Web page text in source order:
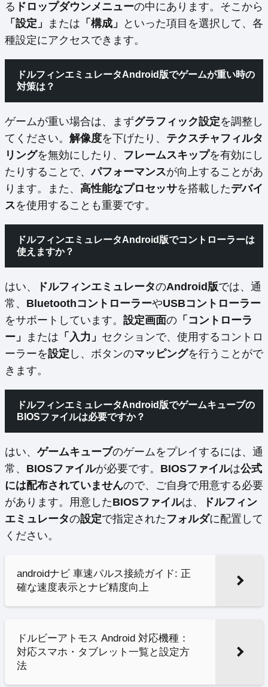
る ドロップダウンメニューの中にあります。そこから
「設定」
または 「構成」
といった項目を選択して、各
種設定にアクセスできます。
ドルフィンエミュレータAndroid版でゲームが重い時の
対策は？
ゲームが重い場合は、まずグラフィック設定を調整し
てください。 解像度を下げたり、 テクスチャフィルタ
リングを無効にしたり、 フレームスキップを有効にし
たりすることで、パフォーマンスが向上することがあ
ります。また、 高性能なプロセッサを搭載したデバイ
スを使用することも重要です。
ドルフィンエミュレータAndroid版でコントローラーは
使えますか？
はい、 ドルフィンエミュレータのAndroid版では、通
常、 BluetoothコントローラーやUSBコントローラー
をサポートしています。 設定画面の 「コントローラ
ー」
または 「入力」 セクションで、使用するコントロ
ーラーを設定 し、ボタンのマッピングを行うことがで
きます。
ドルフィンエミュレータAndroid版でゲームキューブの
BIOSファイルは必要ですか？
はい、 ゲームキューブのゲームをプレイするには、通
常、 BIOSファイルが必要です。 BIOSファイルは公式
には配布されていませんので、ご自身で用意する必要
があります。用意したBIOSファイルは、
ドルフィン
エミュレータの設定で指定された フォルダに配置して
ください。
androidナビ 車速パルス接続ガイド: 正
確な速度表示とナビ精度向上
ドルビーアトモス Android 対応機種：
対応スマホ・タブレット一覧と設定方
法